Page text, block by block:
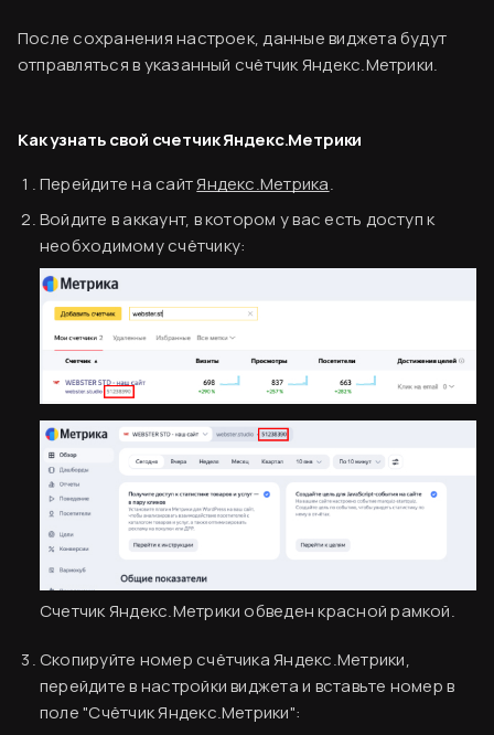
После сохранения настроек, данные виджета будут
отправляться в указанный счётчик Яндекс.Метрики.
Как узнать свой счетчик Яндекс.Метрики
Перейдите на сайтЯндекс.Метрика.
Войдите в аккаунт, в котором у вас есть доступ к
необходимому счётчику:
Счетчик Яндекс.Метрики обведен красной рамкой.
Скопируйте номер счётчика Яндекс.Метрики,
перейдите в настройки виджета и вставьте номер в
поле "Счётчик Яндекс.Метрики":